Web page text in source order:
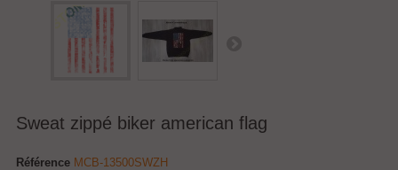
Sweat zippé biker american flag
Référence MCB-13500SWZH